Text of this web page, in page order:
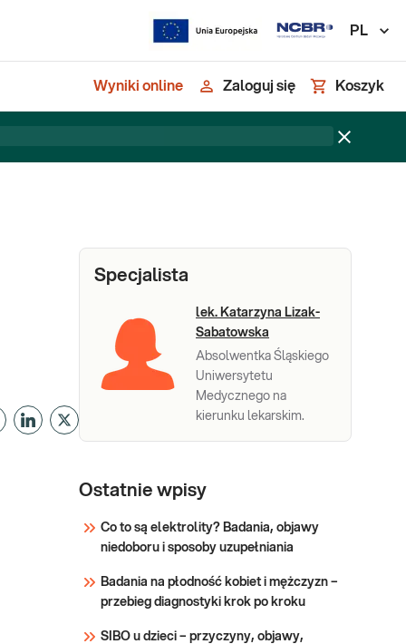
PL
Wyniki online Zaloguj się Koszyk
Specjalista
lek. Katarzyna Lizak-
Sabatowska
Absolwentka Śląskiego
Uniwersytetu
Medycznego na
kierunku lekarskim.
Ostatnie wpisy
Co to są elektrolity? Badania, objawy
niedoboru i sposoby uzupełniania
Badania na płodność kobiet i mężczyzn –
przebieg diagnostyki krok po kroku
SIBO u dzieci – przyczyny, objawy,